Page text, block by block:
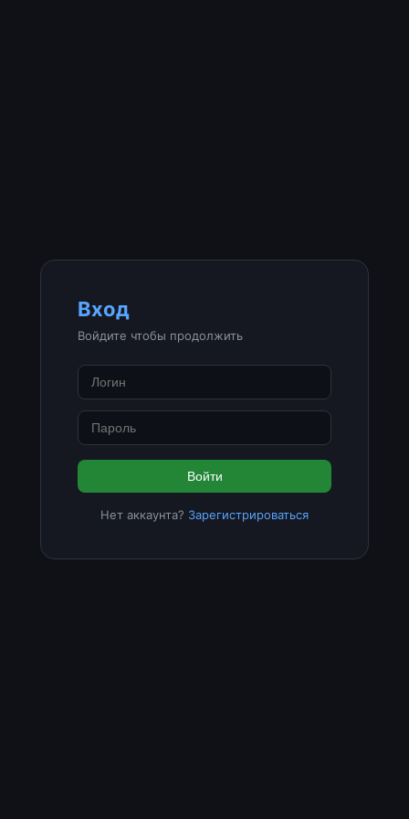
Вход
Войдите чтобы продолжить
Войти
Нет аккаунта? Зарегистрироваться